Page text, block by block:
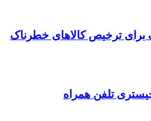
ترخیص کالاهای خطرناک
تلفن همراه